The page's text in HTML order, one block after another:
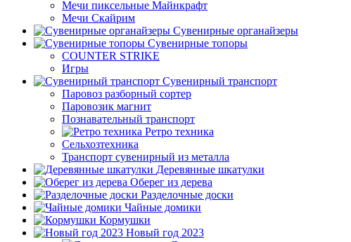
Мечи пиксельные Майнкрафт
Мечи Скайрим
Сувенирные органайзеры
Сувенирные топоры
COUNTER STRIKE
Игры
Сувенирный транспорт
Паровоз разборный сортер
Паровозик магнит
Познавательный транспорт
Ретро техника
Сельхозтехника
Транспорт сувенирный из металла
Деревянные шкатулки
Оберег из дерева
Разделочные доски
Чайные домики
Кормушки
Новый год 2023